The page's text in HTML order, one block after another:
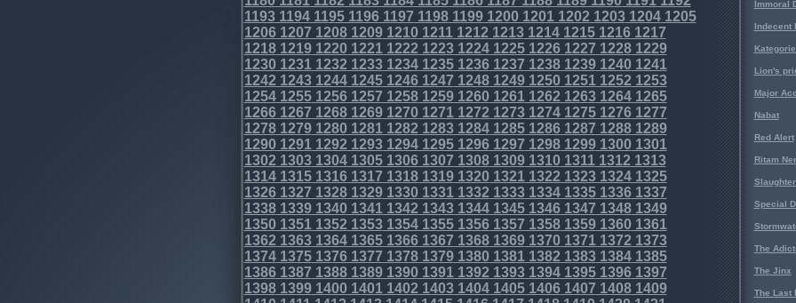
11931194119511961197 11981199120012011202 120312041205
12061207 12081209121012111212 12131214121512161217
12181219122012211222 12231224122512261227 12281229
123012311232 12331234123512361237 1238123912401241
1242 12431244124512461247 12481249125012511252 1253
1254125512561257 12581259126012611262 126312641265
12661267 12681269127012711272 12731274127512761277
12781279128012811282 12831284128512861287 12881289
129012911292 12931294129512961297 1298129913001301
1302 13031304130513061307 13081309131013111312 1313
1314131513161317 13181319132013211322 132313241325
13261327 13281329133013311332 13331334133513361337
13381339134013411342 13431344134513461347 13481349
135013511352 13531354135513561357 1358135913601361
1362 13631364136513661367 13681369137013711372 1373
1374137513761377 13781379138013811382 138313841385
13861387 13881389139013911392 13931394139513961397
13981399140014011402 14031404140514061407 14081409
Immoral
Indecent
Lion's
Major
Nabat
Red Alert
Ritam
Special
The
The Jinx
The Last